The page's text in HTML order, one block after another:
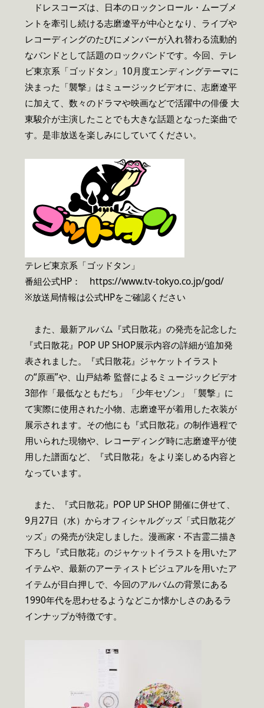
ドレスコーズは、日本のロックンロール・ムーブメ
ントを牽引し続ける志磨遼平が中心となり、ライブや
レコーディングのたびにメンバーが入れ替わる流動的
なバンドとして話題のロックバンドです。今回、テレ
ビ東京系「ゴッドタン」10月度エンディングテーマに
決まった「襲撃」はミュージックビデオに、志磨遼平
に加えて、数々のドラマや映画などで活躍中の俳優 大
東駿介が主演したことでも大きな話題となった楽曲で
す。是非放送を楽しみにしていてください。
テレビ東京系「ゴッドタン」
番組公式HP： https://www.tv-tokyo.co.jp/god/
※放送局情報は公式HPをご確認ください
また、最新アルバム『式日散花』の発売を記念した
『式日散花』POP UP SHOP展示内容の詳細が追加発
表されました。『式日散花』ジャケットイラスト
の“原画”や、山戸結希 監督によるミュージックビデオ
3部作「最低なともだち」「少年セゾン」「襲撃」に
て実際に使用された小物、志磨遼平が着用した衣装が
展示されます。その他にも『式日散花』の制作過程で
用いられた現物や、レコーディング時に志磨遼平が使
用した譜面など、『式日散花』をより楽しめる内容と
なっています。
また、『式日散花』POP UP SHOP 開催に併せて、
9月27日（水）からオフィシャルグッズ「式日散花グ
ッズ」の発売が決定しました。漫画家・不吉霊二描き
下ろし『式日散花』のジャケットイラストを用いたア
イテムや、最新のアーティストビジュアルを用いたア
イテムが目白押しで、今回のアルバムの背景にある
1990年代を思わせるようなどこか懐かしさのあるラ
インナップが特徴です。